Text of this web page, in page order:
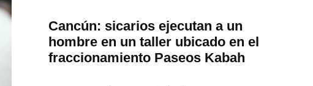
Cancún: sicarios ejecutan a un
hombre en un taller ubicado en el
fraccionamiento Paseos Kabah